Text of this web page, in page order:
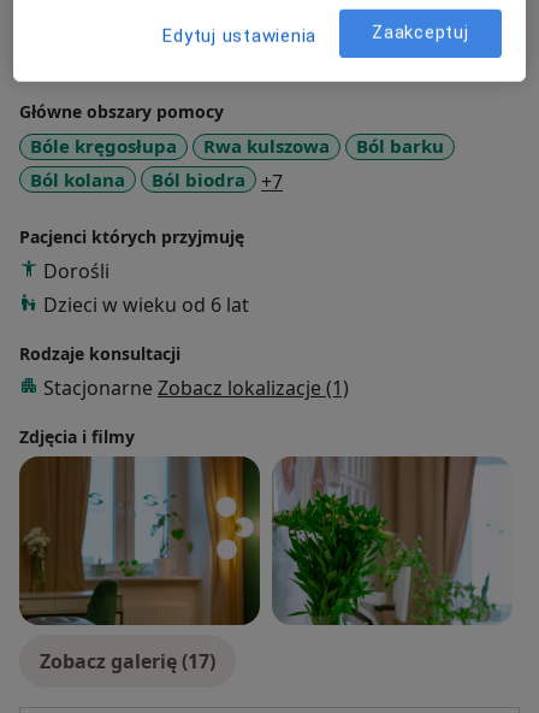
Fizjoterapia twarzowo-szczękowa
Główne obszary pomocy
Bóle kręgosłupa Rwa kulszowa
Ból barku
Ból kolana
Ból biodra +7a11y_sr_more_diseases
Pacjenci których przyjmuję
Dorośli
Dzieci w wieku od 6 lat
Rodzaje konsultacji
Stacjonarne Zobacz lokalizacje (1)
Zdjęcia i filmy
Zobacz galerię (17)
Edytuj ustawienia Zaakceptuj